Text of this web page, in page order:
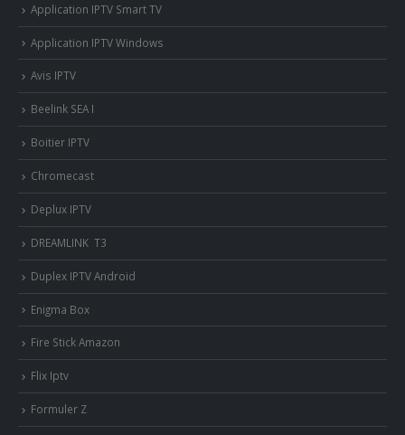
Application IPTV Smart TV
Application IPTV Windows
Avis IPTV
Beelink SEA I
Boitier IPTV
Chromecast
Deplux IPTV
DREAMLINK T3
Duplex IPTV Android
Enigma Box
Fire Stick Amazon
Flix Iptv
Formuler Z